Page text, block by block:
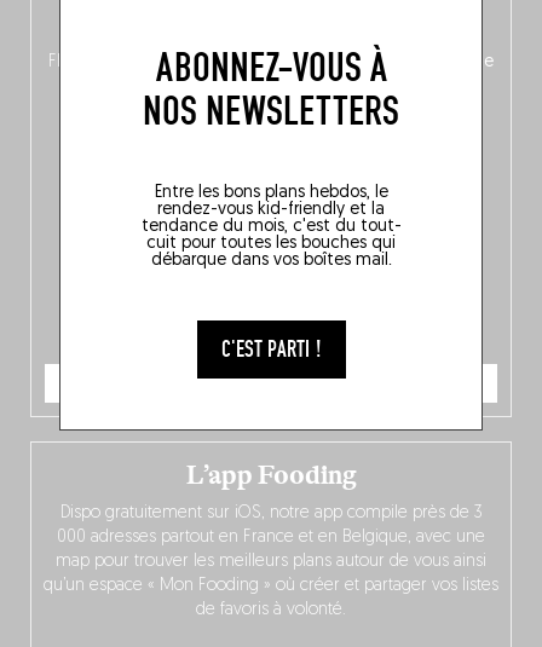
ABONNEZ-VOUS À
NOS NEWSLETTERS
Entre les bons plans hebdos, le
rendez-vous kid-friendly et la
tendance du mois, c'est du tout-
cuit pour toutes les bouches qui
débarque dans vos boîtes mail.
C'EST PARTI !
Flandre, à Bruxelles et en Wallonie, ainsi qu’un palmarès de
10 spots au sommet de la belgitude.
JE COMMANDE
L’app Fooding
Dispo gratuitement sur iOS, notre app compile près de 3
000 adresses partout en France et en Belgique, avec une
map pour trouver les meilleurs plans autour de vous ainsi
qu’un espace « Mon Fooding » où créer et partager vos listes
de favoris à volonté.